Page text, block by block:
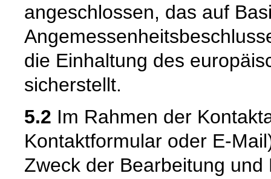
angeschlossen, das auf
die Einhaltung des
sicherstellt.
5.2 Im Rahmen der
Kontaktformular oder E-
Zweck der Bearbeitung